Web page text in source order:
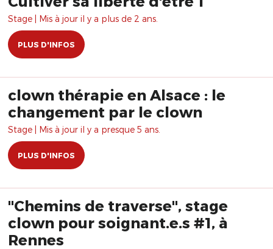
Stage | Mis à jour il y a plus de 2 ans.
PLUS D'INFOS
clown thérapie en Alsace : le
changement par le clown
Stage | Mis à jour il y a presque 5 ans.
PLUS D'INFOS
"Chemins de traverse", stage
clown pour soignant.e.s #1, à
Rennes